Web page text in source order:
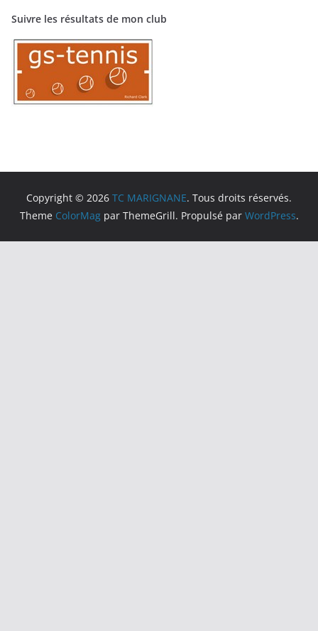
Suivre les résultats de mon club
Copyright © 2026 TC MARIGNANE. Tous droits réservés.
Theme ColorMagpar ThemeGrill. Propulsé par WordPress.